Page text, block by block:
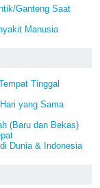
Ganteng Saat
Manusia
Tinggal
yang Sama
(Baru dan Bekas)
Dunia & Indonesia